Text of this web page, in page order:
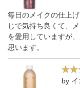
毎日のメイクの仕上
じで気持ち良くて、
を愛用していますが
思います。
by